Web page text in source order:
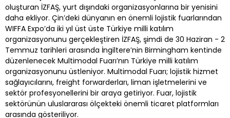
oluşturan İZFAŞ, yurt dışındaki organizasyonlarına bir yenisini
daha ekliyor. Çin’deki dünyanın en önemli lojistik fuarlarından
WIFFA Expo’da iki yıl üst üste Türkiye milli katılım
organizasyonunu gerçekleştiren İZFAŞ, şimdi de 30 Haziran - 2
Temmuz tarihleri arasında İngiltere’nin Birmingham kentinde
düzenlenecek Multimodal Fuarı’nın Türkiye milli katılım
organizasyonunu üstleniyor. Multimodal Fuarı; lojistik hizmet
sağlayıcılarını, freight forwarderları, liman işletmelerini ve
sektör profesyonellerini bir araya getiriyor. Fuar, lojistik
sektörünün uluslararası ölçekteki önemli ticaret platformları
arasında gösteriliyor.